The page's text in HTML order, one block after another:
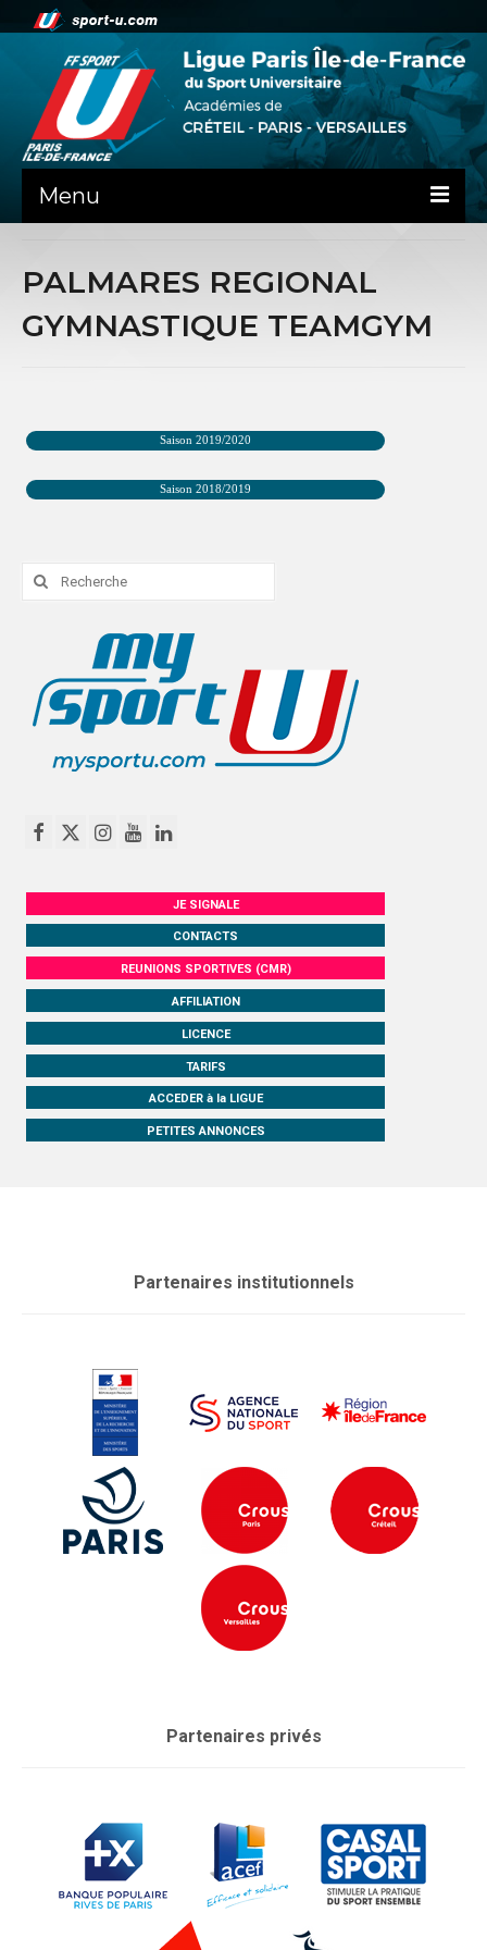
Menu
LA LIFSU
SPORTS IND
COMMUNICATION
VIDÉOTHÈQUE
LABELLISATIONS
PALMARES REGIONAL
GYMNASTIQUE TEAMGYM
Saison 2019/2020
Saison 2018/2019
Rechercher
JE SIGNALE
CONTACTS
REUNIONS SPORTIVES (CMR)
AFFILIATION
LICENCE
TARIFS
ACCEDER à la LIGUE
PETITES ANNONCES
Partenaires institutionnels
Partenaires privés